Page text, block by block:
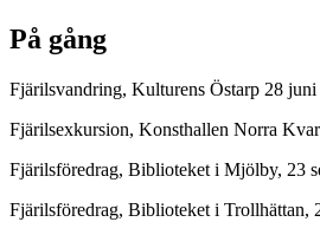
På gång
Fjärilsvandring, Kulturens Östarp 28 juni
Fjärilsexkursion, Konsthallen Norra
Fjärilsföredrag, Biblioteket i Mjölby, 23
Fjärilsföredrag, Biblioteket i Trollhättan,